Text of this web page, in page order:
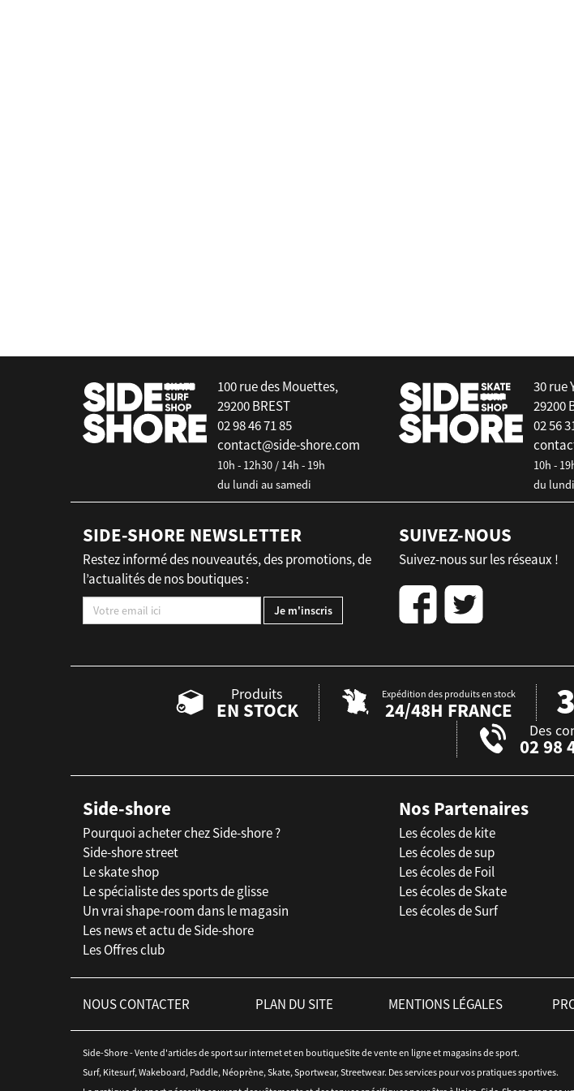
100 rue des Mouettes,
29200 BREST
02 98 46 71 85
contact@side-shore.com
10h - 12h30 / 14h - 19h
du lundi au samedi
30 rue
29200
02 56
10h -
du
SIDE-SHORE NEWSLETTER
Restez informé des nouveautés, des promotions, de
l’actualités de nos boutiques :
SUIVEZ-NOUS
Suivez-nous sur les réseaux !
Produits
EN STOCK
Expédition des produits en stock
24/48H FRANCE
Des
02 98
Side-shore
Pourquoi acheter chez Side-shore ?
Side-shore street
Le skate shop
Le spécialiste des sports de glisse
Un vrai shape-room dans le magasin
Les news et actu de Side-shore
Les Offres club
Nos Partenaires
Les écoles de kite
Les écoles de sup
Les écoles de Foil
Les écoles de Skate
Les écoles de Surf
NOUS CONTACTER PLAN DU SITE MENTIONS LÉGALES
Side-Shore - Vente d'articles de sport sur internet et en boutiqueSite de vente en ligne et magasins de sport.
Surf, Kitesurf, Wakeboard, Paddle, Néoprène, Skate, Sportwear, Streetwear. Des services pour vos pratiques sportives.